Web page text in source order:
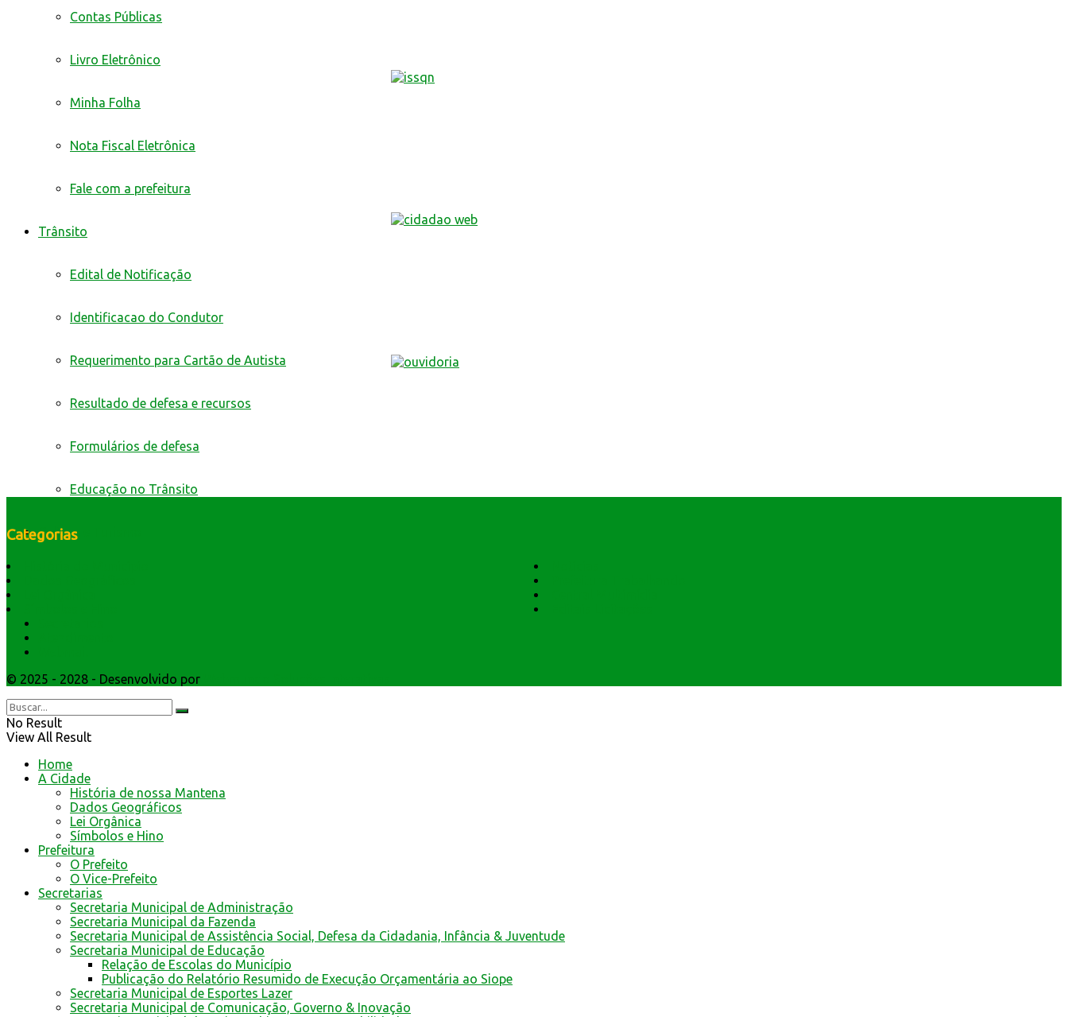
Contas Públicas
Livro Eletrônico
Minha Folha
Nota Fiscal Eletrônica
Fale com a prefeitura
Trânsito
Edital de Notificação
Identificacao do Condutor
Requerimento para Cartão de Autista
Resultado de defesa e recursos
Formulários de defesa
Educação no Trânsito
Cultura e Turismo
Categorias
© 2025 - 2028 - Desenvolvido por
No Result
View All Result
Home
A Cidade
História de nossa Mantena
Dados Geográficos
Lei Orgânica
Símbolos e Hino
Prefeitura
O Prefeito
O Vice-Prefeito
Secretarias
Secretaria Municipal de Administração
Secretaria Municipal da Fazenda
Secretaria Municipal de Assistência Social, Defesa da Cidadania, Infância & Juventude
Secretaria Municipal de Educação
Relação de Escolas do Município
Publicação do Relatório Resumido de Execução Orçamentária ao Siope
Secretaria Municipal de Esportes Lazer
Secretaria Municipal de Comunicação, Governo & Inovação